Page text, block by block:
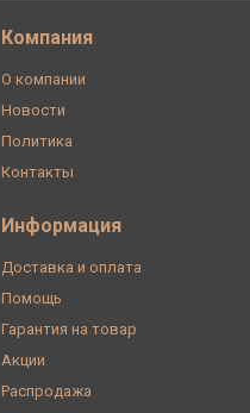
Компания
О компании
Новости
Политика
Контакты
Информация
Доставка и оплата
Помощь
Гарантия на товар
Акции
Распродажа